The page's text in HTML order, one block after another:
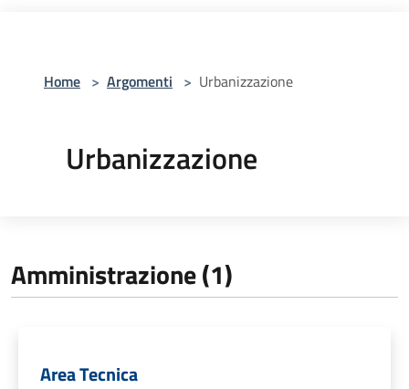
Home > Argomenti > Urbanizzazione
Urbanizzazione
Amministrazione (1)
Area Tecnica